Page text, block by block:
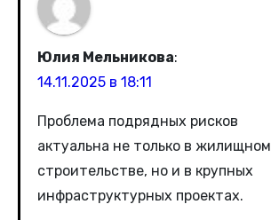
Юлия Мельникова:
14.11.2025 в 18:11
Проблема подрядных рисков
актуальна не только в жилищном
строительстве, но и в крупных
инфраструктурных проектах.